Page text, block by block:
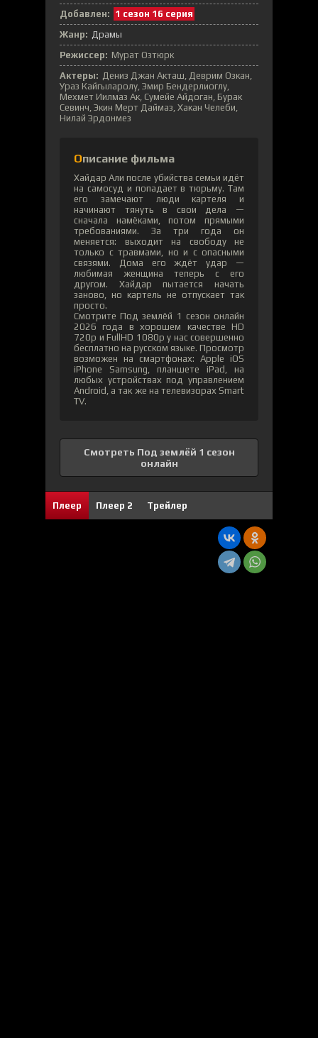
Добавлен: 1 сезон 16 серия
Жанр: Драмы
Режиссер: Мурат Озтюрк
Актеры: Дениз Джан Акташ, Деврим Озкан,
Ураз Кайгыларолу, Эмир Бендерлиоглу,
Мехмет Иилмаз Ак, Сумейе Айдоган, Бурак
Севинч, Экин Мерт Даймаз, Хакан Челеби,
Нилай Эрдонмез
Описание фильма
Хайдар Али после убийства семьи идёт
на самосуд и попадает в тюрьму. Там
его замечают люди картеля и
начинают тянуть в свои дела —
сначала намёками, потом прямыми
требованиями. За три года он
меняется: выходит на свободу не
только с травмами, но и с опасными
связями. Дома его ждёт удар —
любимая женщина теперь с его
другом. Хайдар пытается начать
заново, но картель не отпускает так
просто.
Смотрите Под землёй 1 сезон онлайн
2026 года в хорошем качестве HD
720p и FullHD 1080p у нас совершенно
бесплатно на русском языке. Просмотр
возможен на смартфонах: Apple iOS
iPhone Samsung, планшете iPad, на
любых устройствах под управлением
Android, а так же на телевизорах Smart
TV.
Смотреть Под землёй 1 сезон
онлайн
Плеер Плеер 2 Трейлер
1